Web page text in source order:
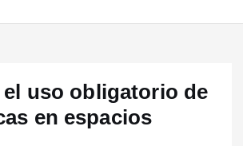
uso obligatorio de
en espacios